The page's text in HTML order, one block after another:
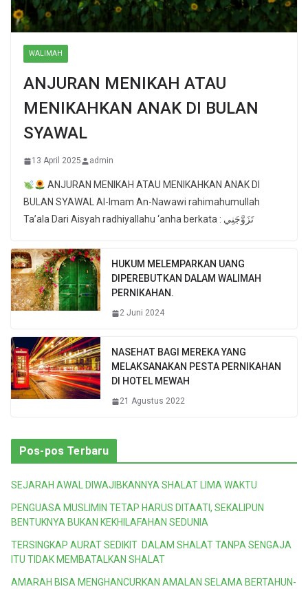
WALIMAH
ANJURAN MENIKAH ATAU
MENIKAHKAN ANAK DI BULAN
SYAWAL
13 April 2025 admin
ANJURAN MENIKAH ATAU MENIKAHKAN ANAK DI
BULAN SYAWAL Al-Imam An-Nawawi rahimahumullah
Ta’ala Dari Aisyah radhiyallahu ‘anha berkata : تَزَوَّجَنِي
HUKUM MELEMPARKAN UANG
DIPEREBUTKAN DALAM WALIMAH
PERNIKAHAN.
2 Juni 2024
NASEHAT BAGI MEREKA YANG
MELAKSANAKAN PESTA PERNIKAHAN
DI HOTEL MEWAH
21 Agustus 2022
Pos-pos Terbaru
SEJARAH AWAL DIWAJIBKANNYA SHALAT LIMA WAKTU
PENGUASA MUSLIMIN TETAP HARUS DITAATI, SEKALIPUN
BENTUKNYA BUKAN KEKHILAFAHAN SEDUNIA
TERSINGKAP AURAT SEDIKIT DALAM SHALAT TANPA SENGAJA
ITU TIDAK MEMBATALKAN SHALAT
AMARAH BISA MENGHANCURKAN AMALAN SELAMA BERTAHUN-